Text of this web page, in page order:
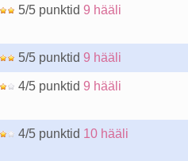
5/5 punktid 9 hääli
5/5 punktid 9 hääli
4/5 punktid 9 hääli
4/5 punktid 10 hääli